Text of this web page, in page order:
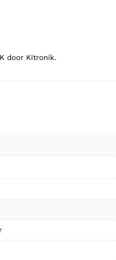
door Kitronik.